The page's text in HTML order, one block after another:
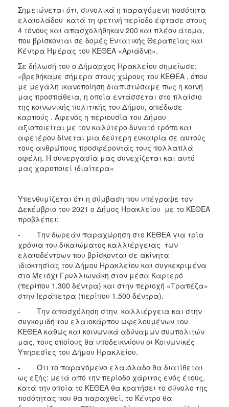
ΔΗΜΟΣ
ΠΟΛΙΤΙΣΜΟΣ
Σημειώνεται ότι, συνολικά η παραγόμενη ποσότητα
ελαιολάδου κατά τη φετινή περίοδο έφτασε στους
4 τόνους και απασχολήθηκαν 200 και πλέον άτομα,
που βρίσκονται σε δομές Εντατικής Θεραπείας και
Κέντρα Ημέρας του ΚΕΘΕΑ «Αριάδνη».
Σε δήλωσή του ο Δήμαρχος Ηρακλείου σημείωσε:
«βρεθήκαμε σήμερα στους χώρους του ΚΕΘΕΑ , όπου
με μεγάλη ικανοποίηση διαπιστώσαμε πως η κοινή
μας προσπάθεια, η οποία εντάσσεται στο πλαίσιο
της κοινωνικής πολιτικής του Δήμου, απέδωσε
καρπούς . Αφενός η περιουσία του Δήμου
αξιοποιείται με τον καλύτερο δυνατό τρόπο και
αφετέρου δίνεται μια δεύτερη ευκαιρία σε αυτούς
τους ανθρώπους προσφέροντάς τους πολλαπλά
οφέλη. Η συνεργασία μας συνεχίζεται και αυτό
μας χαροποιεί ιδιαίτερα»
Υπενθυμίζεται ότι η σύμβαση που υπέγραψε τον
Δεκέμβριο του 2021 ο Δήμος Ηρακλείου με το ΚΕΘΕΑ
προβλέπει:
- Την δωρεάν παραχώρηση στο ΚΕΘΕΑ για τρία
χρόνια του δικαιώματος καλλιέργειας των
ελαιοδέντρων που βρίσκονται σε ακίνητα
ιδιοκτησίας του Δήμου Ηρακλείου και συγκεκριμένα
στο Μετόχι Γρυλλιωνάκη στον μέσα Καρτερό
(περίπου 1.300 δέντρα) και στην περιοχή «Τραπέζα»
στην Ιεράπετρα (περίπου 1.500 δέντρα).
- Την απασχόληση στην καλλιέργεια και στην
συγκομιδή του ελαιοκάρπου ωφελουμένων του
ΚΕΘΕΑ καθώς και κοινωνικά αδύναμων συμπολιτών
μας, τους οποίους θα υποδεικνύουν οι Κοινωνικές
Υπηρεσίες του Δήμου Ηρακλείου.
- Ότι το παραγόμενο ελαιόλαδο θα διατίθεται
ως εξής: μετά από την περίοδο χάριτος ενός έτους,
κατά την οποία το ΚΕΘΕΑ θα κρατήσει το σύνολο της
ποσότητας που θα παραχθεί, το Κέντρο θα